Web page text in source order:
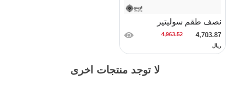
نصف طقم سوليتير
4,703.87
ريال
4,963.52
لا توجد منتجات اخرى